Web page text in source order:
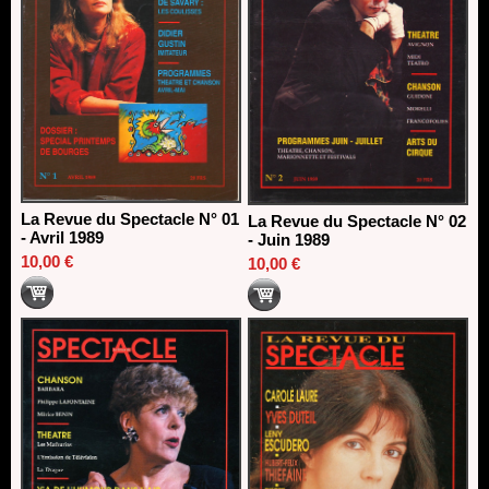
La Revue du Spectacle N° 01
- Avril 1989
10,00 €
La Revue du Spectacle N° 02
- Juin 1989
10,00 €